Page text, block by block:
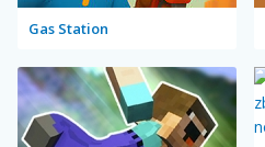
Gas Station